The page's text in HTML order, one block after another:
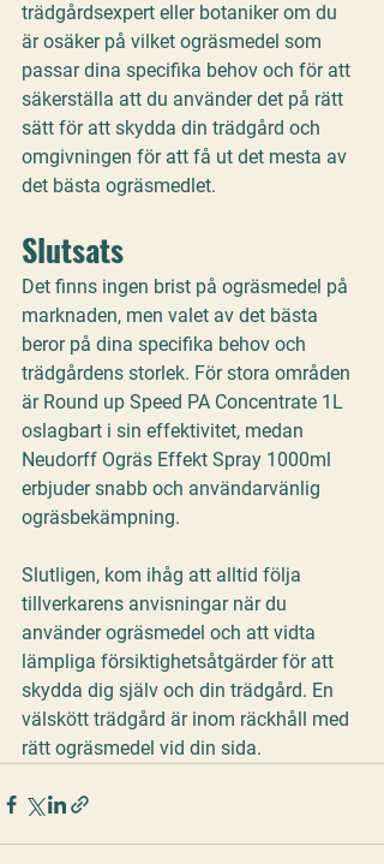
trädgårdsexpert eller botaniker om du
är osäker på vilket ogräsmedel som
passar dina specifika behov och för att
säkerställa att du använder det på rätt
sätt för att skydda din trädgård och
omgivningen för att få ut det mesta av
det bästa ogräsmedlet.
Slutsats
Det finns ingen brist på ogräsmedel på
marknaden, men valet av det bästa
beror på dina specifika behov och
trädgårdens storlek. För stora områden
är Round up Speed PA Concentrate 1L
oslagbart i sin effektivitet, medan
Neudorff Ogräs Effekt Spray 1000ml
erbjuder snabb och användarvänlig
ogräsbekämpning.
Slutligen, kom ihåg att alltid följa
tillverkarens anvisningar när du
använder ogräsmedel och att vidta
lämpliga försiktighetsåtgärder för att
skydda dig själv och din trädgård. En
välskött trädgård är inom räckhåll med
rätt ogräsmedel vid din sida.